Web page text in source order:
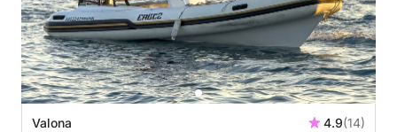
Valona 4.9(14)